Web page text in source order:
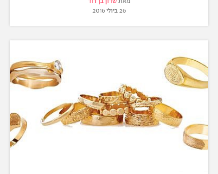
26 ביולי 2016